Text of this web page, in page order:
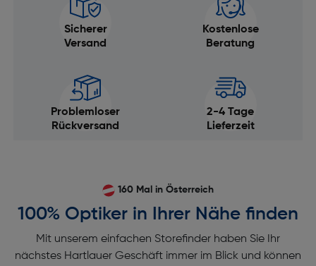
Sicherer
Versand
Kostenlose
Beratung
Problemloser
Rückversand
2-4 Tage
Lieferzeit
160 Mal in Österreich
100% Optiker in Ihrer Nähe finden
Mit unserem einfachen Storefinder haben Sie Ihr
nächstes Hartlauer Geschäft immer im Blick und können